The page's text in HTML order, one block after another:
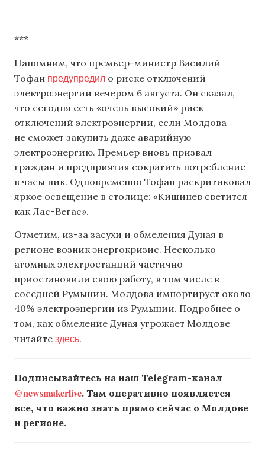
***
Напомним, что премьер-министр Василий
Тофан предупредил о риске отключений
электроэнергии вечером 6 августа. Он сказал,
что сегодня есть «очень высокий» риск
отключений электроэнергии, если Молдова
не сможет закупить даже аварийную
электроэнергию. Премьер вновь призвал
граждан и предприятия сократить потребление
в часы пик. Одновременно Тофан раскритиковал
яркое освещение в столице: «Кишинев светится
как Лас-Вегас».
Отметим, из-за засухи и обмеления Дуная в
регионе возник энергокризис. Несколько
атомных электростанций частично
приостановили свою работу, в том числе в
соседней Румынии. Молдова импортирует около
40% электроэнергии из Румынии. Подробнее о
том, как обмеление Дуная угрожает Молдове
читайте здесь.
Подписывайтесь на наш Telegram-канал
@newsmakerlive. Там оперативно появляется
все, что важно знать прямо сейчас о Молдове
и регионе.